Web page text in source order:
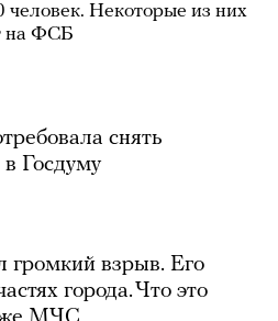
Некоторые из них
на ФСБ
снять
Госдуму
громкий взрыв. Его
города. Что это